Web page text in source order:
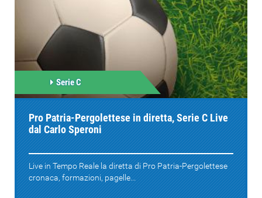
Serie C
Pro Patria-Pergolettese in diretta, Serie C Live
dal Carlo Speroni
Live in Tempo Reale la diretta di Pro Patria-Pergolettese
cronaca, formazioni, pagelle...